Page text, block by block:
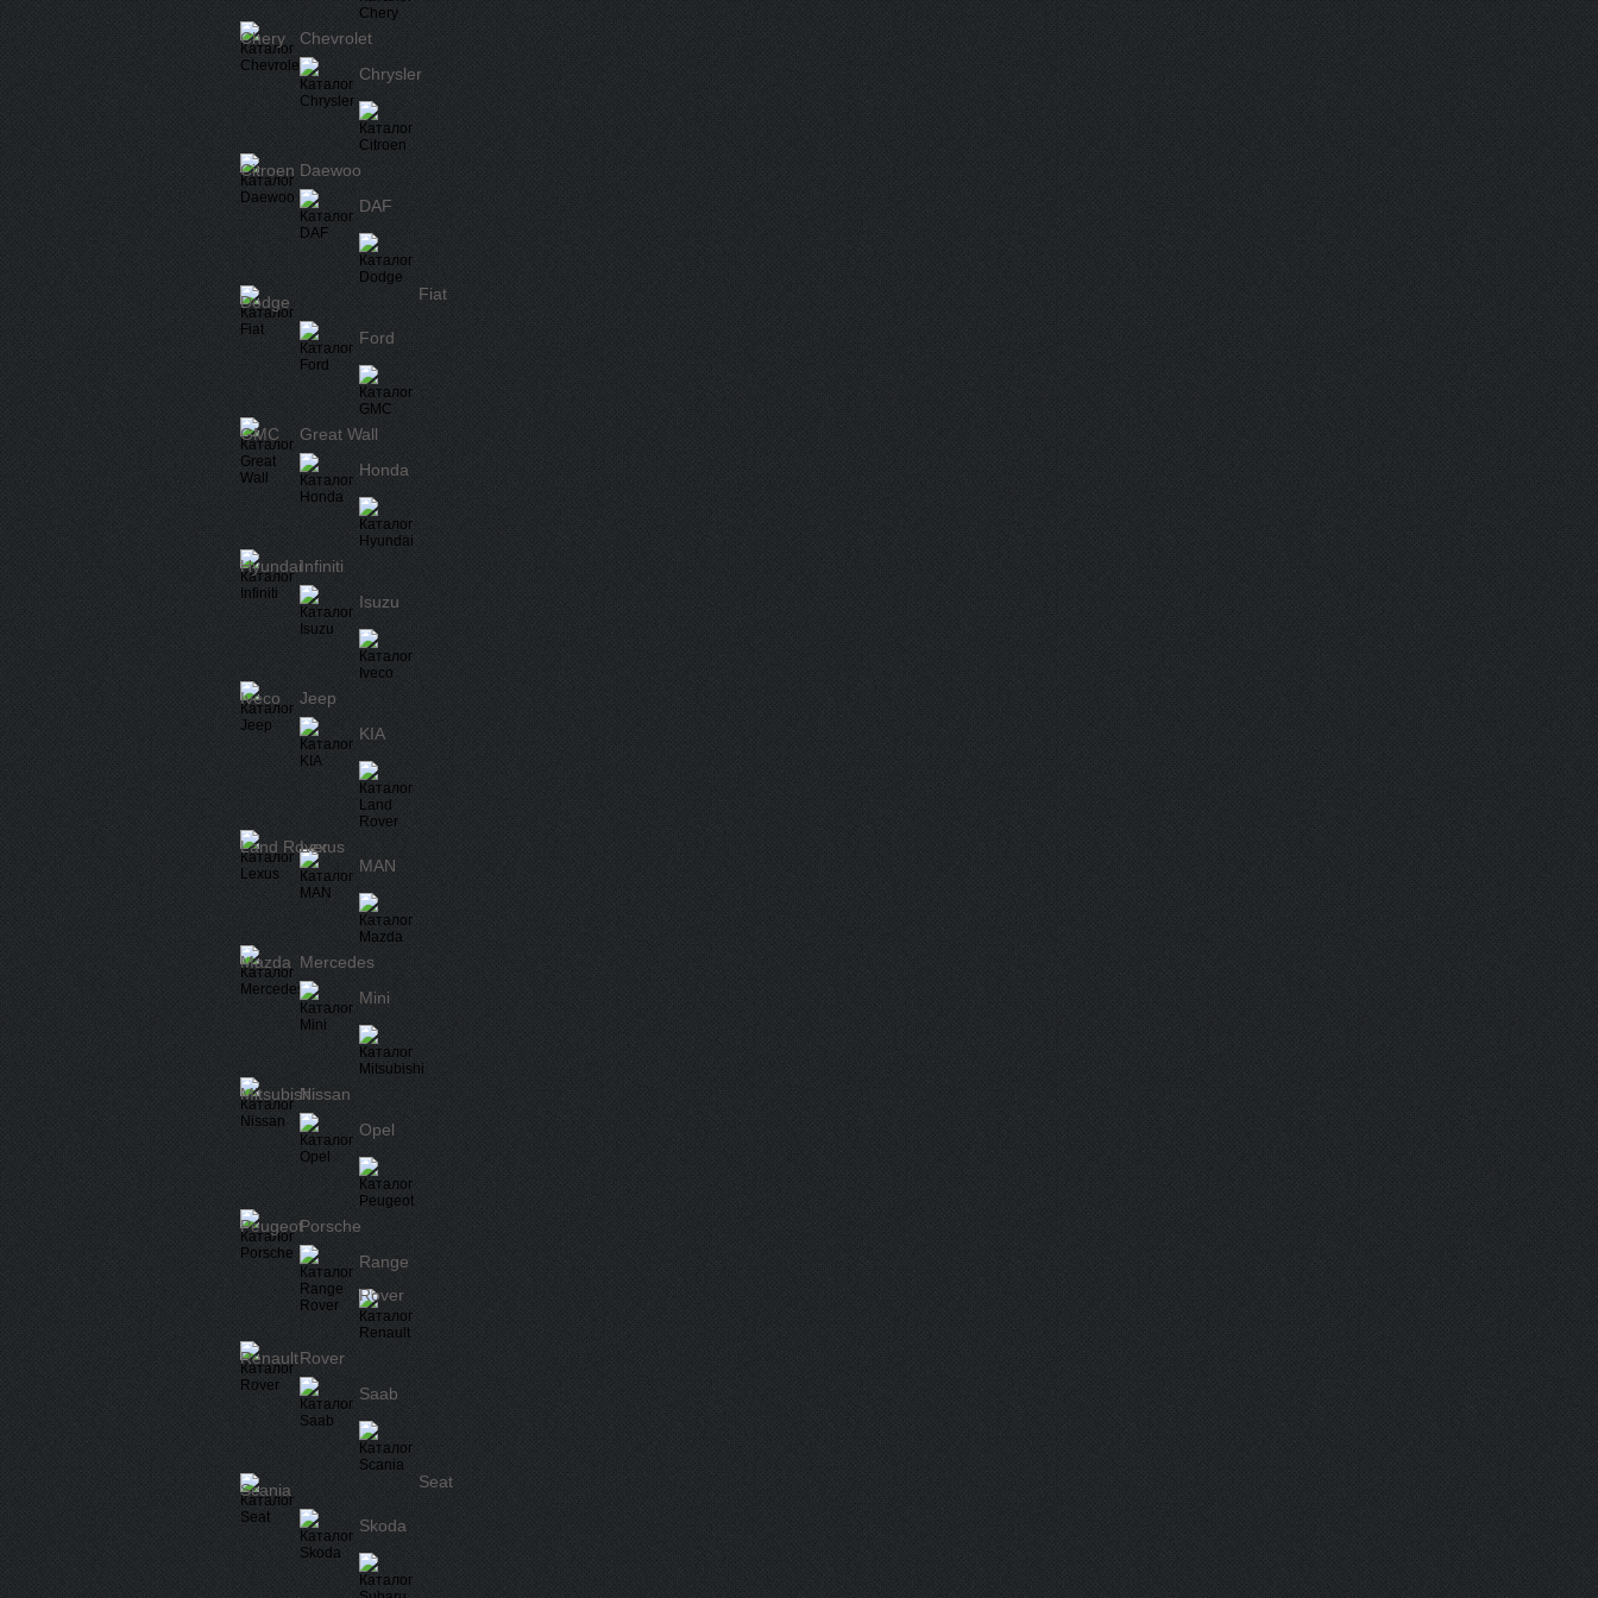
Chery
Chevrolet
Chrysler
Citroen Daewoo
DAF
Dodge Fiat
Ford
GMC
Great Wall
Honda
HyundaiInfiniti
Isuzu
Iveco
Jeep
KIA
Land Rover
Lexus
MAN
Mazda Mercedes
Mini
MitsubishiNissan
Opel
PeugeotPorsche
Range
Rover
RenaultRover
Saab
Scania Seat
Skoda